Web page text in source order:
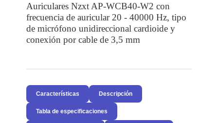
Auriculares Nzxt AP-WCB40-W2 con
frecuencia de auricular 20 - 40000 Hz, tipo
de micrófono unidireccional cardioide y
conexión por cable de 3,5 mm
Características Descripción
Tabla de especificaciones